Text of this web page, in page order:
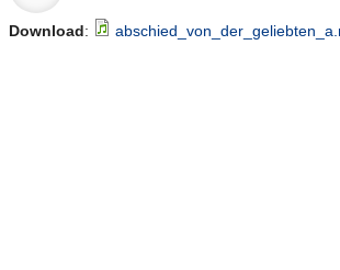
Download: